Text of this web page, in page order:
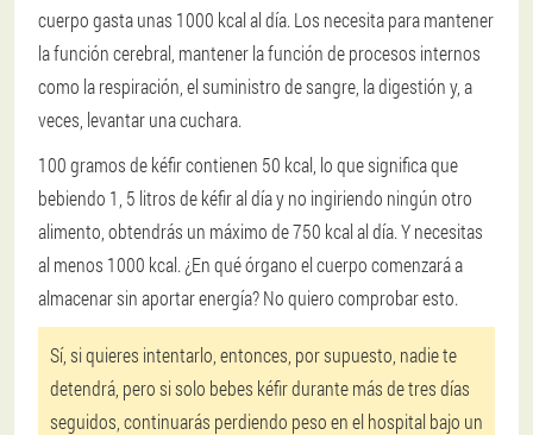
cuerpo gasta unas 1000 kcal al día. Los necesita para mantener
la función cerebral, mantener la función de procesos internos
como la respiración, el suministro de sangre, la digestión y, a
veces, levantar una cuchara.
100 gramos de kéfir contienen 50 kcal, lo que significa que
bebiendo 1, 5 litros de kéfir al día y no ingiriendo ningún otro
alimento, obtendrás un máximo de 750 kcal al día. Y necesitas
al menos 1000 kcal. ¿En qué órgano el cuerpo comenzará a
almacenar sin aportar energía? No quiero comprobar esto.
Sí, si quieres intentarlo, entonces, por supuesto, nadie te
detendrá, pero si solo bebes kéfir durante más de tres días
seguidos, continuarás perdiendo peso en el hospital bajo un